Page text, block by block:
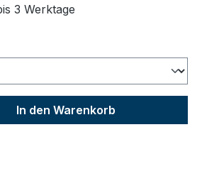
3 Werktage
gewünschten Wert
In den Warenkorb